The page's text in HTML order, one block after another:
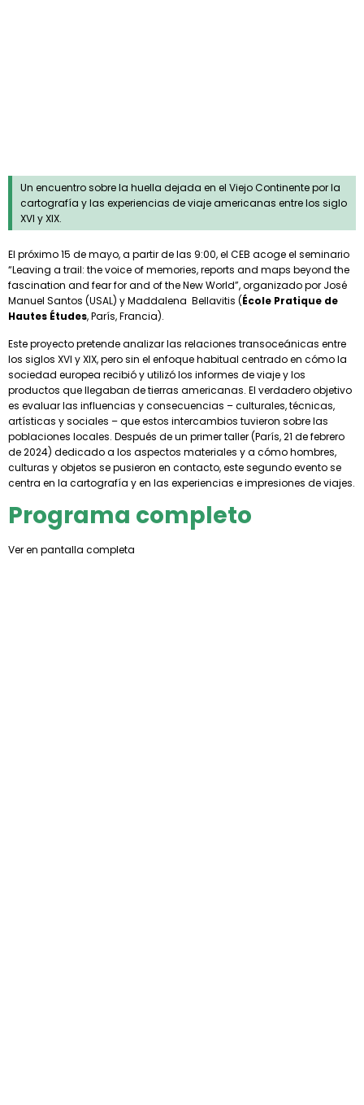
Un encuentro sobre la huella dejada en el Viejo Continente por la
cartografía y las experiencias de viaje americanas entre los siglo
XVI y XIX.
El próximo 15 de mayo, a partir de las 9:00, el CEB acoge el seminario
“Leaving a trail: the voice of memories, reports and maps beyond the
fascination and fear for and of the New World”, organizado por José
Manuel Santos (USAL) y Maddalena Bellavitis (École Pratique de
Hautes Études, París, Francia).
Este proyecto pretende analizar las relaciones transoceánicas entre
los siglos XVI y XIX, pero sin el enfoque habitual centrado en cómo la
sociedad europea recibió y utilizó los informes de viaje y los
productos que llegaban de tierras americanas. El verdadero objetivo
es evaluar las influencias y consecuencias – culturales, técnicas,
artísticas y sociales – que estos intercambios tuvieron sobre las
poblaciones locales. Después de un primer taller (París, 21 de febrero
de 2024) dedicado a los aspectos materiales y a cómo hombres,
culturas y objetos se pusieron en contacto, este segundo evento se
centra en la cartografía y en las experiencias e impresiones de viajes.
Programa completo
Ver en pantalla completa